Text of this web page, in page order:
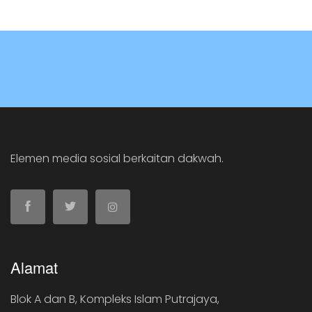
Elemen media sosial berkaitan dakwah.
Alamat
Blok A dan B, Kompleks Islam Putrajaya,